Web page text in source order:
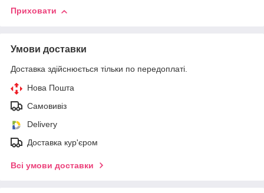
Приховати
Умови доставки
Доставка здійснюється тільки по передоплаті.
Нова Пошта
Самовивіз
Delivery
Доставка кур'єром
Всі умови доставки